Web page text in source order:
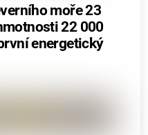
moře 23
22 000
energetický